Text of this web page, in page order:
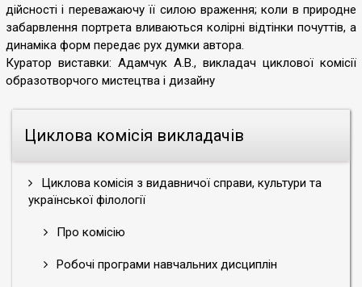
Циклова комісія викладачів
Циклова комісія з видавничої справи, культури та
української філології
Про комісію
Робочі програми навчальних дисциплін
дійсності і переважаючу її силою враження; коли в природне
забарвлення портрета вливаються колірні відтінки почуттів, а
динаміка форм передає рух думки автора.
Куратор виставки: Адамчук А.В., викладач циклової комісії
образотворчого мистецтва і дизайну